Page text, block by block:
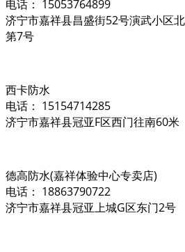
电话： 15053764899
济宁市嘉祥县昌盛街52号演武小区
第7号
西卡防水
电话： 15154714285
济宁市嘉祥县冠亚F区西门往南60米
德高防水(嘉祥体验中心专卖店)
电话： 18863790722
济宁市嘉祥县冠亚上城G区东门2号